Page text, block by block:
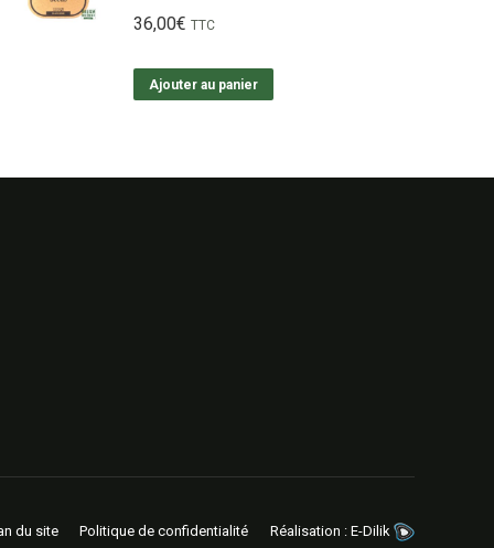
36,00€ TTC
Ajouter au panier
du site Politique de confidentialité Réalisation : E-Dilik